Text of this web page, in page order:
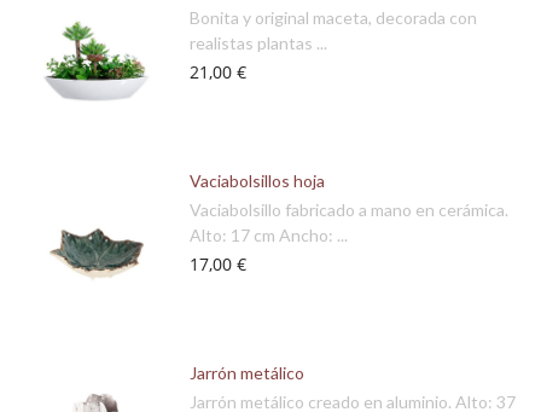
Bonita y original maceta, decorada con
realistas plantas ...
21,00 €
Vaciabolsillos hoja
Vaciabolsillo fabricado a mano en cerámica.
Alto: 17 cm Ancho: ...
17,00 €
Jarrón metálico
Jarrón metálico creado en aluminio. Alto: 37